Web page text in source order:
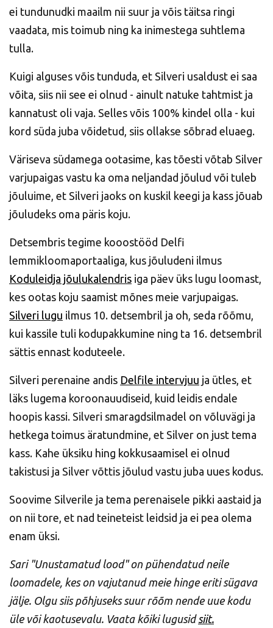
ei tundunudki maailm nii suur ja võis täitsa ringi
vaadata, mis toimub ning ka inimestega suhtlema
tulla.
Kuigi alguses võis tunduda, et Silveri usaldust ei saa
võita, siis nii see ei olnud - ainult natuke tahtmist ja
kannatust oli vaja. Selles võis 100% kindel olla - kui
kord süda juba võidetud, siis ollakse sõbrad eluaeg.
Väriseva südamega ootasime, kas tõesti võtab Silver
varjupaigas vastu ka oma neljandad jõulud või tuleb
jõuluime, et Silveri jaoks on kuskil keegi ja kass jõuab
jõuludeks oma päris koju.
Detsembris tegime kooostööd Delfi
lemmikloomaportaaliga, kus jõuludeni ilmus
Koduleidja jõulukalendris iga päev üks lugu loomast,
kes ootas koju saamist mõnes meie varjupaigas.
Silveri lugu ilmus 10. detsembril ja oh, seda rõõmu,
kui kassile tuli kodupakkumine ning ta 16. detsembril
sättis ennast koduteele.
Silveri perenaine andis Delfile intervjuu ja ütles, et
läks lugema koroonauudiseid, kuid leidis endale
hoopis kassi. Silveri smaragdsilmadel on võluvägi ja
hetkega toimus äratundmine, et Silver on just tema
kass. Kahe üksiku hing kokkusaamisel ei olnud
takistusi ja Silver võttis jõulud vastu juba uues kodus.
Soovime Silverile ja tema perenaisele pikki aastaid ja
on nii tore, et nad teineteist leidsid ja ei pea olema
enam üksi.
Sari "Unustamatud lood" on pühendatud neile
loomadele, kes on vajutanud meie hinge eriti sügava
jälje. Olgu siis põhjuseks suur rõõm nende uue kodu
üle või kaotusevalu. Vaata kõiki lugusidsiit.